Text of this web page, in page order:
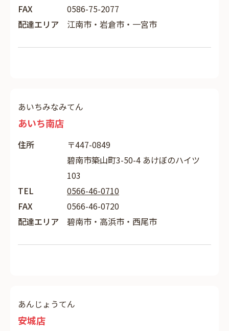
FAX
0586-75-2077
配達エリア
江南市・岩倉市・一宮市
あいちみなみてん
あいち南店
住所
〒447-0849
碧南市築山町3-50-4 あけぼのハイツ
103
TEL
0566-46-0710
FAX
0566-46-0720
配達エリア
碧南市・高浜市・西尾市
あんじょうてん
安城店